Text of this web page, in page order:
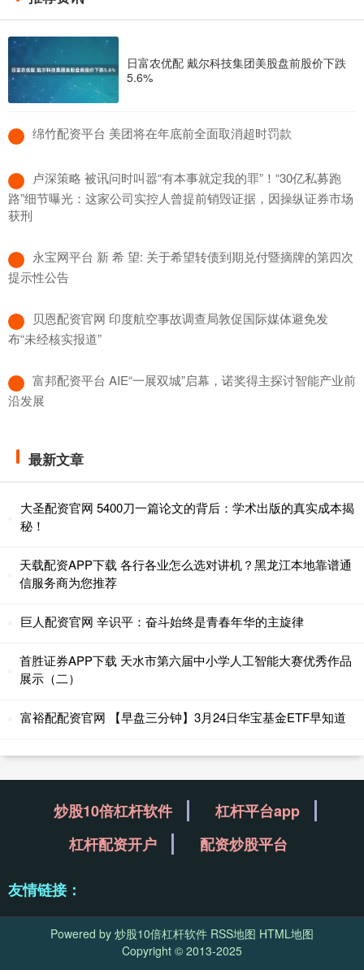
日富农优配 戴尔科技集团美股盘前股价下跌
5.6%
​绵竹配资平台 美团将在年底前全面取消超时罚款
​卢深策略 被讯问时叫嚣“有本事就定我的罪”！“30亿私募跑
路”细节曝光：这家公司实控人曾提前销毁证据，因操纵证券市场
获刑
​永宝网平台 新 希 望: 关于希望转债到期兑付暨摘牌的第四次
提示性公告
​贝恩配资官网 印度航空事故调查局敦促国际媒体避免发
布“未经核实报道”
​富邦配资平台 AIE“一展双城”启幕，诺奖得主探讨智能产业前
沿发展
最新文章
大圣配资官网 5400刀一篇论文的背后：学术出版的真实成本揭
秘！
天载配资APP下载 各行各业怎么选对讲机？黑龙江本地靠谱通
信服务商为您推荐
巨人配资官网 辛识平：奋斗始终是青春年华的主旋律
首胜证券APP下载 天水市第六届中小学人工智能大赛优秀作品
展示（二）
富裕配配资官网 【早盘三分钟】3月24日华宝基金ETF早知道
炒股10倍杠杆软件
杠杆平台app
杠杆配资开户
配资炒股平台
友情链接：
Powered by 炒股10倍杠杆软件 RSS地图 HTML地图
Copyright © 2013-2025